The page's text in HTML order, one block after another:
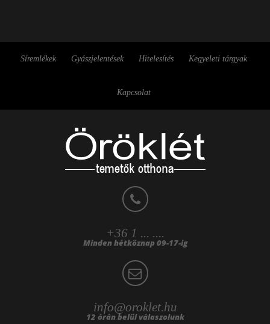
Síremlékek Gyászjelentések Hitelesítés Kegyeleti tárgyak
Kapcsolat
+36 1 ... ....
Minden hétköznap 09-17-ig
info@oroklet.hu
12 órán belül válaszolunk